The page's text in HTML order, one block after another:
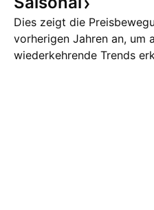
Dies zeigt die
vorherigen Jahren an, um
wiederkehrende Trends